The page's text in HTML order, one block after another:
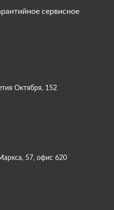
сервисное
Октября, 152
57, офис 620